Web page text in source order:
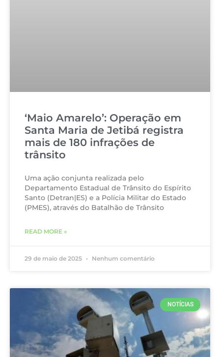
‘Maio Amarelo’: Operação em
Santa Maria de Jetibá registra
mais de 180 infrações de
trânsito
Uma ação conjunta realizada pelo
Departamento Estadual de Trânsito do Espírito
Santo (Detran|ES) e a Polícia Militar do Estado
(PMES), através do Batalhão de Trânsito
READ MORE »
29 de maio de 2025 Nenhum comentário
NOTÍCIAS